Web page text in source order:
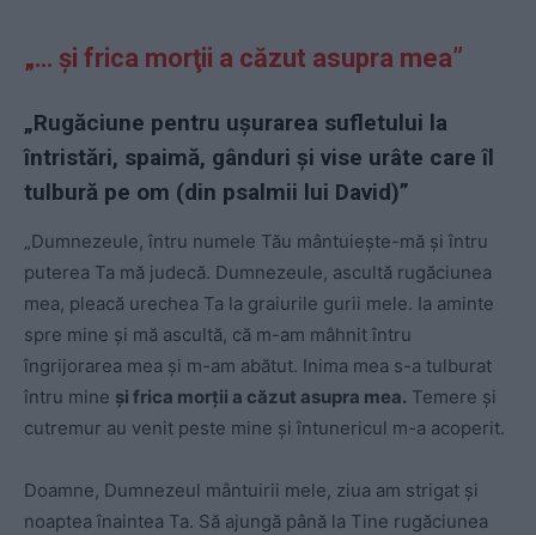
„… şi frica morţii a căzut asupra mea”
„Rugăciune pentru uşurarea sufletului la
întristări, spaimă, gânduri şi vise urâte care îl
tulbură pe om (din psalmii lui David)”
„Dumnezeule, întru numele Tău mântuieşte-mă şi întru
puterea Ta mă judecă. Dumnezeule, ascultă ru­gă­ciu­nea
mea, pleacă urechea Ta la graiurile gurii mele. Ia aminte
spre mine şi mă ascultă, că m-am mâhnit întru
îngrijorarea mea şi m-am abătut. Inima mea s-a tulburat
întru mine şi frica morţii a căzut asupra mea. Temere şi
cutremur au venit peste mine şi întunericul m-a acoperit.
Doamne, Dumnezeul mântuirii mele, ziua am strigat şi
noaptea înaintea Ta. Să ajungă până la Tine rugă­ciu­nea